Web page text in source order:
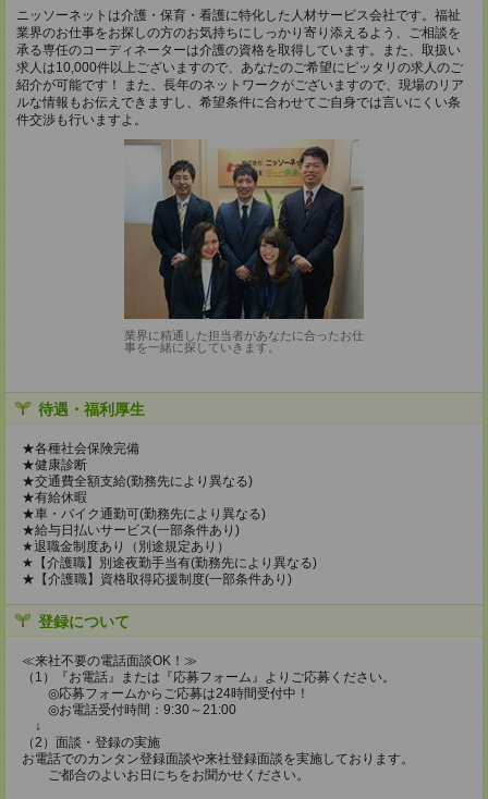
ニッソーネットは介護・保育・看護に特化した人材サービス会社です。福祉
業界のお仕事をお探しの方のお気持ちにしっかり寄り添えるよう、ご相談を
承る専任のコーディネーターは介護の資格を取得しています。また、取扱い
求人は10,000件以上ございますので、あなたのご希望にピッタリの求人のご
紹介が可能です！ また、長年のネットワークがございますので、現場のリア
ルな情報もお伝えできますし、希望条件に合わせてご自身では言いにくい条
件交渉も行いますよ。
業界に精通した担当者があなたに合ったお仕
事を一緒に探していきます。
待遇・福利厚生
★各種社会保険完備
★健康診断
★交通費全額支給(勤務先により異なる)
★有給休暇
★車・バイク通勤可(勤務先により異なる)
★給与日払いサービス(一部条件あり)
★退職金制度あり（別途規定あり）
★【介護職】別途夜勤手当有(勤務先により異なる)
★【介護職】資格取得応援制度(一部条件あり)
登録について
≪来社不要の電話面談OK！≫
（1）『お電話』または『応募フォーム』よりご応募ください。
◎応募フォームからご応募は24時間受付中！
◎お電話受付時間：9:30～21:00
↓
（2）面談・登録の実施
お電話でのカンタン登録面談や来社登録面談を実施しております。
ご都合のよいお日にちをお聞かせください。